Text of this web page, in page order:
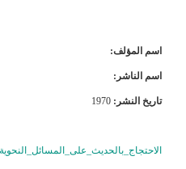
اسم المؤلف:
اسم الناشر:
تاريخ النشر: 1970